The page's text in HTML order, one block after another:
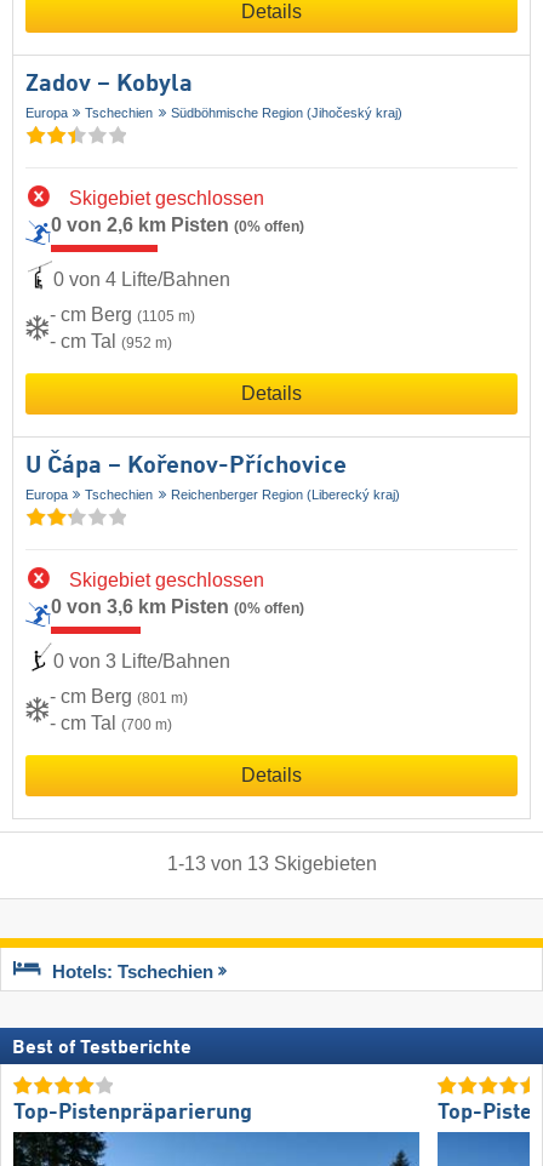
Details
Zadov – Kobyla
Europa Tschechien Südböhmische Region (Jihočeský kraj)
Skigebiet geschlossen
0 von 2,6 km Pisten (0% offen)
0 von 4 Lifte/Bahnen
- cm Berg (1105 m)
- cm Tal (952 m)
Details
U Čápa – Kořenov-Příchovice
Europa Tschechien Reichenberger Region (Liberecký kraj)
Skigebiet geschlossen
0 von 3,6 km Pisten (0% offen)
0 von 3 Lifte/Bahnen
- cm Berg (801 m)
- cm Tal (700 m)
Details
1-13von 13 Skigebieten
Hotels: Tschechien
Best of Testberichte
Top-Pistenpräparierung Top-